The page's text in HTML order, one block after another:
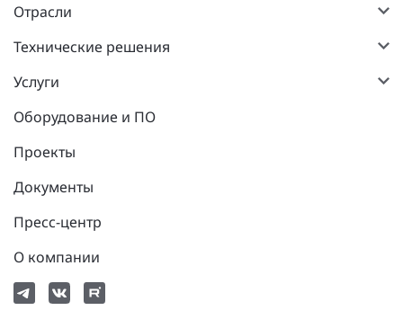
Отрасли
Технические решения
Услуги
Оборудование и ПО
Проекты
Документы
Пресс-центр
О компании